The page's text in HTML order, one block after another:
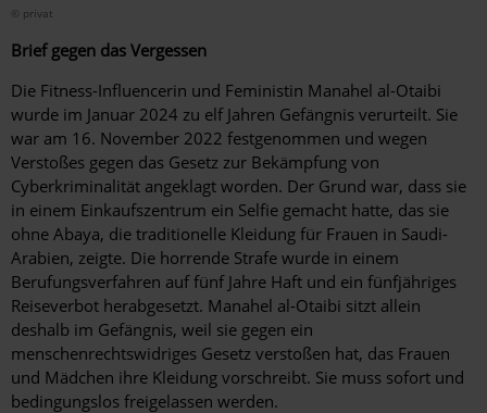
© privat
Brief gegen das Vergessen
Die Fitness-Influencerin und Feministin Manahel al-Otaibi
wurde im Januar 2024 zu elf Jahren Gefängnis verurteilt. Sie
war am 16. November 2022 festgenommen und wegen
Verstoßes gegen das Gesetz zur Bekämpfung von
Cyberkriminalität angeklagt worden. Der Grund war, dass sie
in einem Einkaufszentrum ein Selfie gemacht hatte, das sie
ohne Abaya, die traditionelle Kleidung für Frauen in Saudi-
Arabien, zeigte. Die horrende Strafe wurde in einem
Berufungsverfahren auf fünf Jahre Haft und ein fünfjähriges
Reiseverbot herabgesetzt. Manahel al-Otaibi sitzt allein
deshalb im Gefängnis, weil sie gegen ein
menschenrechtswidriges Gesetz verstoßen hat, das Frauen
und Mädchen ihre Kleidung vorschreibt. Sie muss sofort und
bedingungslos freigelassen werden.